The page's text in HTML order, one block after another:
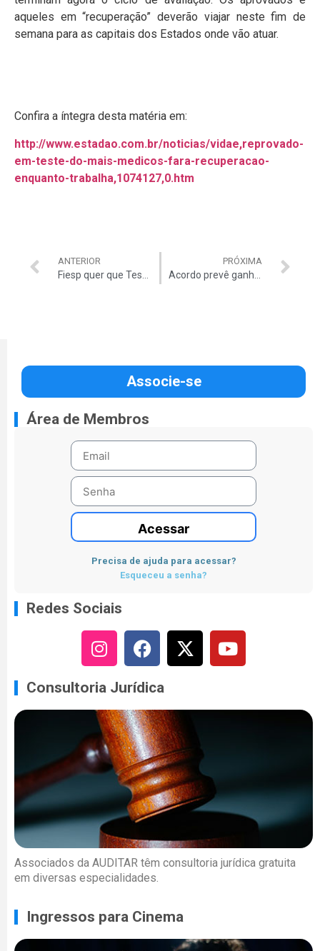
aqueles em “recuperação” deverão viajar neste fim de
semana para as capitais dos Estados onde vão atuar.
Confira a íntegra desta matéria em:
http://www.estadao.com.br/noticias/vidae,reprovado-
em-teste-do-mais-medicos-fara-recuperacao-
enquanto-trabalha,1074127,0.htm
ANTERIOR PRÓXIMA
Associe-se
Área de Membros
Acessar
Precisa de ajuda para acessar?
Esqueceu a senha?
Redes Sociais
Consultoria Jurídica
Associados da AUDITAR têm consultoria jurídica gratuita
em diversas especialidades.
Ingressos para Cinema